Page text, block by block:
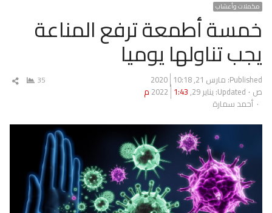
مكملات وأعشاب
خمسة أطمعة ترفع المناعة
يجب تناولها يوميا
Published: مارس 21, 2020
10:18
ص Updated: يناير 29, 2022 1:43 م
Author
أحمد سمارة
35